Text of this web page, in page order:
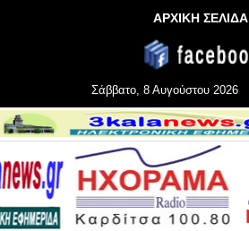
ΑΡΧΙΚΗ ΣΕΛΙΔΑ
Σάββατο, 8 Αυγούστου 2026